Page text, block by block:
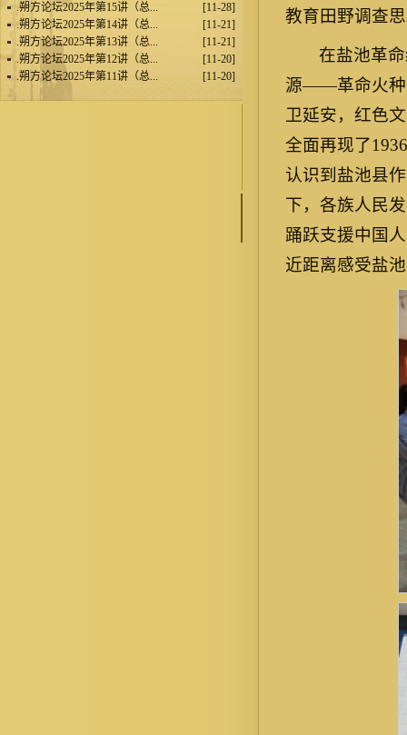
.朔方论坛2025年第15讲（总...
[11-28]
.朔方论坛2025年第14讲（总...
[11-21]
.朔方论坛2025年第13讲（总...
[11-21]
.朔方论坛2025年第12讲（总...
[11-20]
.朔方论坛2025年第11讲（总... [11-20]
教育田野调查
在盐池革
源——革命火种
卫延安，红色
全面再现了
认识到盐池县
下，各族人民
踊跃支援中国
近距离感受盐